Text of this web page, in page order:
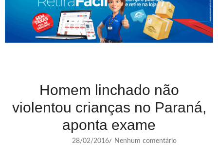
Homem linchado não
violentou crianças no Paraná,
aponta exame
28/02/2016/ Nenhum comentário